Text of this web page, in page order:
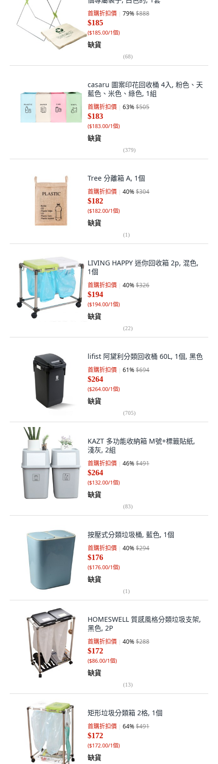
首購折扣價 79%$888
$185
($185.00/1個)
缺貨
(68)
casaru 圖案印花回收桶 4入, 粉色、天
藍色、米色、綠色, 1組
首購折扣價 63%$505
$183
($183.00/1個)
缺貨
(379)
Tree 分離箱 A, 1個
首購折扣價 40%$304
$182
($182.00/1個)
缺貨
(1)
LIVING HAPPY 迷你回收箱 2p, 混色,
1個
首購折扣價 40%$326
$194
($194.00/1個)
缺貨
(22)
lifist 阿黛利分類回收桶 60L, 1個, 黑色
首購折扣價 61%$694
$264
($264.00/1個)
缺貨
(705)
KAZT 多功能收納箱 M號+標籤貼紙,
淺灰, 2組
首購折扣價 46%$491
$264
($132.00/1個)
缺貨
(83)
按壓式分類垃圾桶, 藍色, 1個
首購折扣價 40%$294
$176
($176.00/1個)
缺貨
(1)
HOMESWELL 質感風格分類垃圾支架,
黑色, 2P
首購折扣價 40%$288
$172
($86.00/1個)
缺貨
(13)
矩形垃圾分類箱 2格, 1個
首購折扣價 64%$491
$172
($172.00/1個)
缺貨